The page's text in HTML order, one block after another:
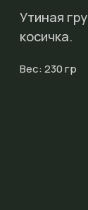
Утиная
косичка.
Вес: 230 гр